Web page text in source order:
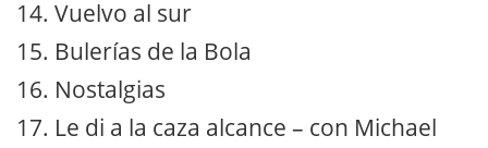
14. Vuelvo al sur
15. Bulerías de la Bola
16. Nostalgias
17. Le di a la caza alcance – con Michael